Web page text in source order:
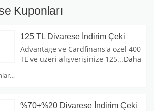
Kuponları
Tüm Divarese Kuponları
125 TL Divarese İndirim Çeki
Advantage ve Cardfinans'a özel 400
TL ve üzeri alışverişinize 125...Daha
%70+%20 Divarese İndirim Çeki